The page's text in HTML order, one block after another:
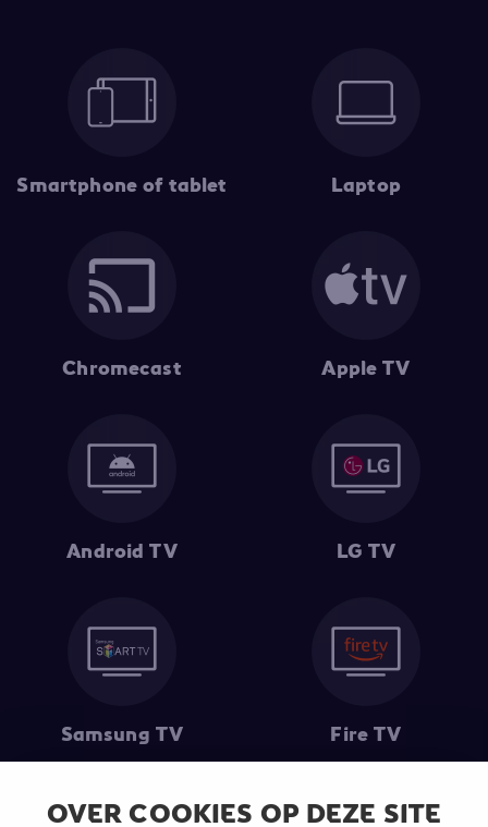
OVER COOKIES OP DEZE SITE
Smartphone of tablet Laptop
Chromecast Apple TV
Android TV LG TV
Samsung TV Fire TV